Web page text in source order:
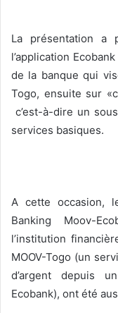
La présentation a
l’application
de la banque qui
Togo, ensuite sur
c’est-à-dire un
services basiques.
A cette occasion,
Banking Moov-
l’institution
MOOV-Togo (un
d’argent depuis
Ecobank), ont été